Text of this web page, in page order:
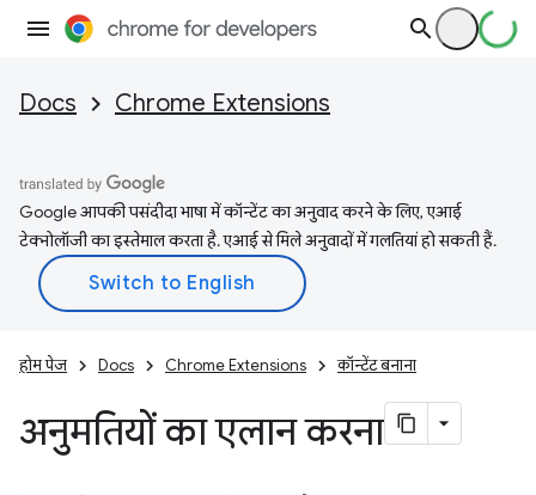
Docs Chrome Extensions
Google आपकी पसंदीदा भाषा में कॉन्टेंट का अनुवाद करने के लिए, एआई
टेक्नोलॉजी का इस्तेमाल करता है. एआई से मिले अनुवादों में गलतियां हो सकती हैं.
होम पेज Docs Chrome Extensions कॉन्टेंट बनाना
अनुमतियों का एलान करना